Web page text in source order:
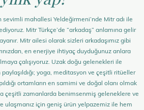
sevimli mahallesi Yeldeğirmeni’nde Mitr adı ile
Mitr Türkçe’de “arkadaş” anlamına gelir
Mitr ailesi olarak sizleri arkadaşımız gibi
en enerjiye ihtiyaç duyduğunuz anlara
çalışıyoruz. Uzak doğu gelenekleri ile
yoga, meditasyon ve çeşitli ritüeller
ortamların en samimi ve doğal olanı olmak
çeşitli zamanlarda benimsenmiş geleneklere ve
ulaşmanız için geniş ürün yelpazemiz ile hem